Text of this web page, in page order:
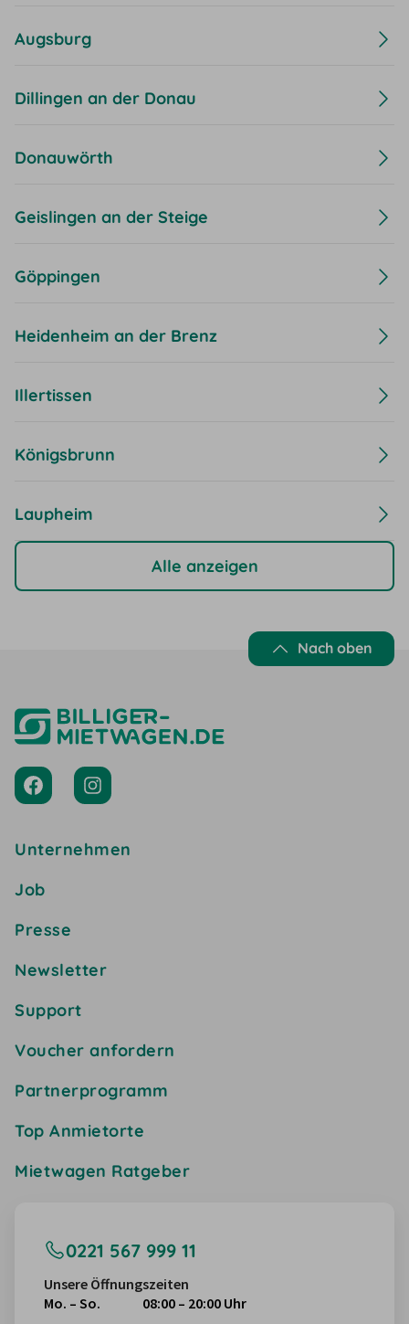
Augsburg
Dillingen an der Donau
Donauwörth
Geislingen an der Steige
Göppingen
Heidenheim an der Brenz
Illertissen
Königsbrunn
Laupheim
Alle anzeigen
Nach oben
Unternehmen
Job
Presse
Newsletter
Support
Voucher anfordern
Partnerprogramm
Top Anmietorte
Mietwagen Ratgeber
0221 567 999 11
Unsere Öffnungszeiten
Mo. – So.
08:00 – 20:00 Uhr